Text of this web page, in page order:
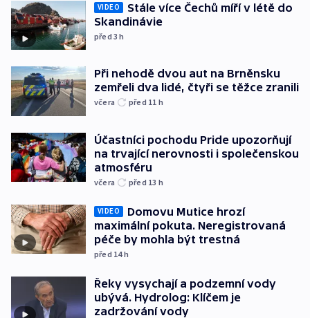
VIDEO
Stále více Čechů míří v létě do
Skandinávie
před 3h
Při nehodě dvou aut na Brněnsku
zemřeli dva lidé, čtyři se těžce zranili
včera před 11 h
Účastníci pochodu Pride upozorňují
na trvající nerovnosti i společenskou
atmosféru
včera před 13 h
VIDEO
Domovu Mutice hrozí
maximální pokuta. Neregistrovaná
péče by mohla být trestná
před 14h
Řeky vysychají a podzemní vody
ubývá. Hydrolog: Klíčem je
zadržování vody